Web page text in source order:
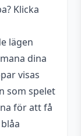
Klicka
lägen
dina
visas
som spelet
för att få